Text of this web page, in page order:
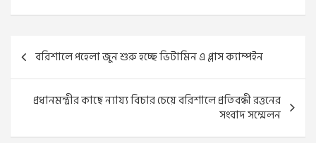
Post
navigation
বরিশালে পহেলা জুন শুরু হচ্ছে ভিটামিন এ প্লাস ক্যাম্পইন
প্রধানমন্ত্রীর কাছে ন্যায্য বিচার চেয়ে বরিশালে প্রতিবন্ধী রত্তনের
সংবাদ সম্মেলন